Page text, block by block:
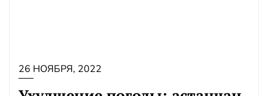
26 НОЯБРЯ, 2022